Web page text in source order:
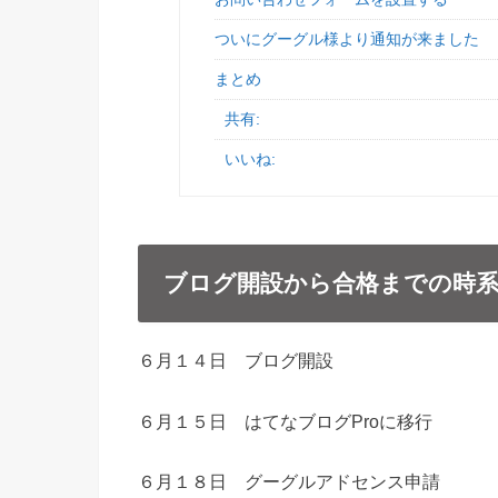
ついにグーグル様より通知が来ました
まとめ
共有:
いいね:
ブログ開設から合格までの時
６月１４日 ブログ開設
６月１５日 はてなブログProに移行
６月１８日 グーグルアドセンス申請